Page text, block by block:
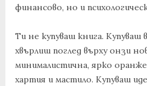
финансово, но и
Ти не купуваш книга. Купуваш
хвърлиш поглед върху онзи
минималистична, ярко
хартия и мастило. Купуваш